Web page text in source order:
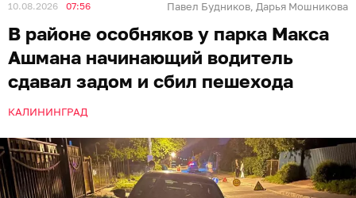
10.08.2026 07:56 Павел Будников, Дарья Мошникова
В районе особняков у парка Макса
Ашмана начинающий водитель
сдавал задом и сбил пешехода
КАЛИНИНГРАД